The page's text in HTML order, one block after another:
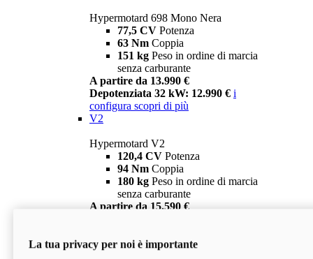
Hypermotard 698 Mono Nera
77,5 CV Potenza
63 Nm Coppia
151 kg Peso in ordine di marcia
senza carburante
A partire da 13.990 €
Depotenziata 32 kW: 12.990 € i
configura scopri di più
V2
Hypermotard V2
120,4 CV Potenza
94 Nm Coppia
180 kg Peso in ordine di marcia
senza carburante
A partire da 15.590 €
V2 SP
La tua privacy per noi è importante